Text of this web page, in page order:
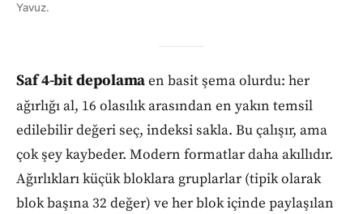
Yavuz.
Saf 4-bit depolamaen basit şema olurdu: her
ağırlığı al, 16 olasılık arasından en yakın temsil
edilebilir değeri seç, indeksi sakla. Bu çalışır, ama
çok şey kaybeder. Modern formatlar daha akıllıdır.
Ağırlıkları küçük bloklara gruplarlar (tipik olarak
blok başına 32 değer) ve her blok içinde paylaşılan